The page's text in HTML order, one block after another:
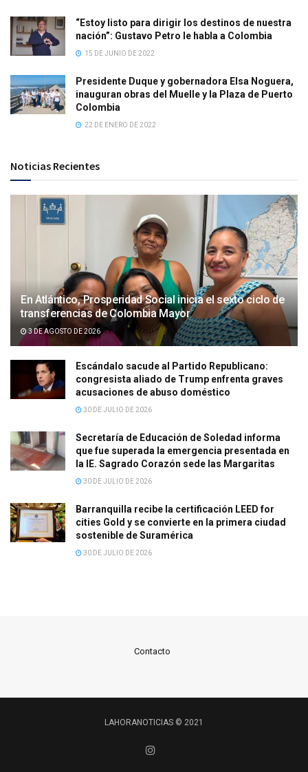
“Estoy listo para dirigir los destinos de nuestra
nación”: Gustavo Petro le habla a Colombia
15 DE JUNIO DE 2022
Presidente Duque y gobernadora Elsa Noguera,
inauguran obras del Muelle y la Plaza de Puerto
Colombia
22 DE ENERO DE 2022
Noticias Recientes
En Atlántico, Prosperidad Social inicia el sexto ciclo de
transferencias de Colombia Mayor
3 DE AGOSTO DE 2026
Escándalo sacude al Partido Republicano:
congresista aliado de Trump enfrenta graves
acusaciones de abuso doméstico
30 DE JULIO DE 2026
Secretaría de Educación de Soledad informa
que fue superada la emergencia presentada en
la IE. Sagrado Corazón sede las Margaritas
30 DE JULIO DE 2026
Barranquilla recibe la certificación LEED for
cities Gold y se convierte en la primera ciudad
sostenible de Suramérica
30 DE JULIO DE 2026
Contacto
LAHORANOTICIAS © 2021